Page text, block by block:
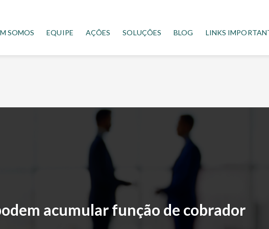
SOMOS EQUIPE AÇÕES SOLUÇÕES BLOG LINKS
acumular função de cobrador